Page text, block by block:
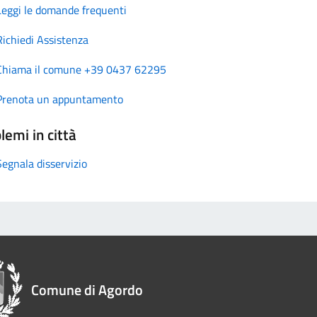
le domande frequenti
Assistenza
il comune +39 0437 62295
un appuntamento
in città
disservizio
Comune di Agordo